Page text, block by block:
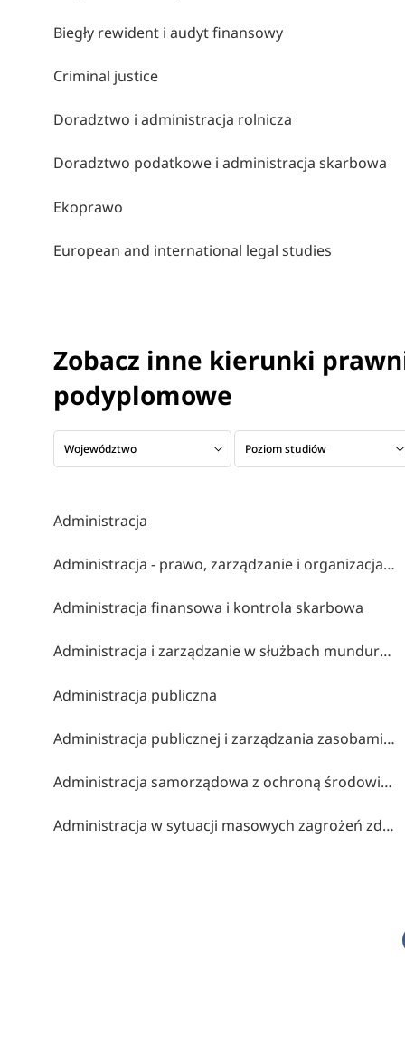
Biegły rewident i audyt finansowy
Criminal justice
Doradztwo i administracja rolnicza
Doradztwo podatkowe i administracja skarbowa
Ekoprawo
European and international legal studies
Zobacz inne kierunki
podyplomowe
Województwo Poziom studiów
Administracja
Administracja - prawo, zarządzanie i organizacja z elementami ai
Administracja finansowa i kontrola skarbowa
Administracja i zarządzanie w służbach mundurowych
Administracja publiczna
Administracja publicznej i zarządzania zasobami publicznymi
Administracja samorządowa z ochroną środowiska
Administracja w sytuacji masowych zagrożeń zdrowia